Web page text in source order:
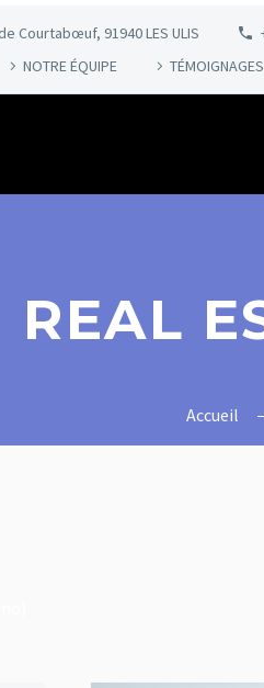
Courtabœuf, 91940 LES ULIS
NOTRE ÉQUIPE TÉMOIGNAGES
REAL
Accueil